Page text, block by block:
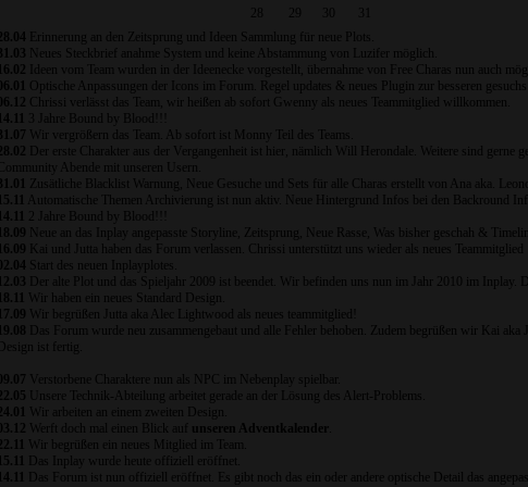
28
29
Erinnerung an den Zeitsprung und Ideen Sammlung für neue Plots.
31.03
Neues Steckbrief anahme System und keine Abstammung von Luzifer möglich.
16.02 Ideen vom Team wurden in der Ideenecke vorgestellt, übernahme von Free Charas nun auch
06.01
Optische Anpassungen der Icons im Forum. Regel updates & neues Plugin zur besseren gesuchs
06.12 Chrissi verlässt das Team, wir heißen ab sofort Gwenny als neues Teammitglied willkommen.
14.11
3 Jahre Bound by Blood!!!
31.07 Wir vergrößern das Team. Ab sofort ist Monny Teil des Teams.
Der erste Charakter aus der Vergangenheit ist hier, nämlich Will Herondale. Weitere sind gerne
Community Abende mit unseren Usern.
31.01
Zusätliche Blacklist Warnung, Neue Gesuche und Sets für alle Charas erstellt von Ana aka.
15.11
Automatische Themen Archivierung ist nun aktiv. Neue Hintergrund Infos bei den Backround
14.11
2 Jahre Bound by Blood!!!
18.09
Neue an das Inplay angepasste Storyline, Zeitsprung, Neue Rasse, Was bisher geschah & Timeline
16.09
Kai und Jutta haben das Forum verlassen. Chrissi unterstützt uns wieder als neues Teammitglied
02.04 Start des neuen Inplayplotes.
12.03
Der alte Plot und das Spieljahr 2009 ist beendet. Wir befinden uns nun im Jahr 2010 im Inplay.
18.11
Wir haben ein neues Standard Design.
17.09 Wir begrüßen Jutta aka Alec Lightwood als neues teammitglied!
19.08
Das Forum wurde neu zusammengebaut und alle Fehler behoben. Zudem begrüßen wir Kai aka
Design ist fertig.
09.07 Verstorbene Charaktere nun als NPC im Nebenplay spielbar.
Unsere Technik-Abteilung arbeitet gerade an der Lösung des Alert-Problems.
Wir arbeiten an einem zweiten Design.
03.12 Werft doch mal einen Blick auf unseren Adventkalender
Wir begrüßen ein neues Mitglied im Team.
15.11
Das Inplay wurde heute offiziell eröffnet.
14.11
Das Forum ist nun offiziell eröffnet. Es gibt noch das ein oder andere optische Detail das